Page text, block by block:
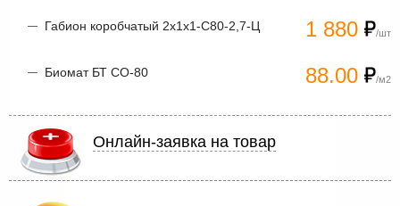
1 880 /шт
Габион коробчатый 2х1х1-С80-2,7-Ц
88.00 /м2
Биомат БТ СО-80
Онлайн-заявка на товар